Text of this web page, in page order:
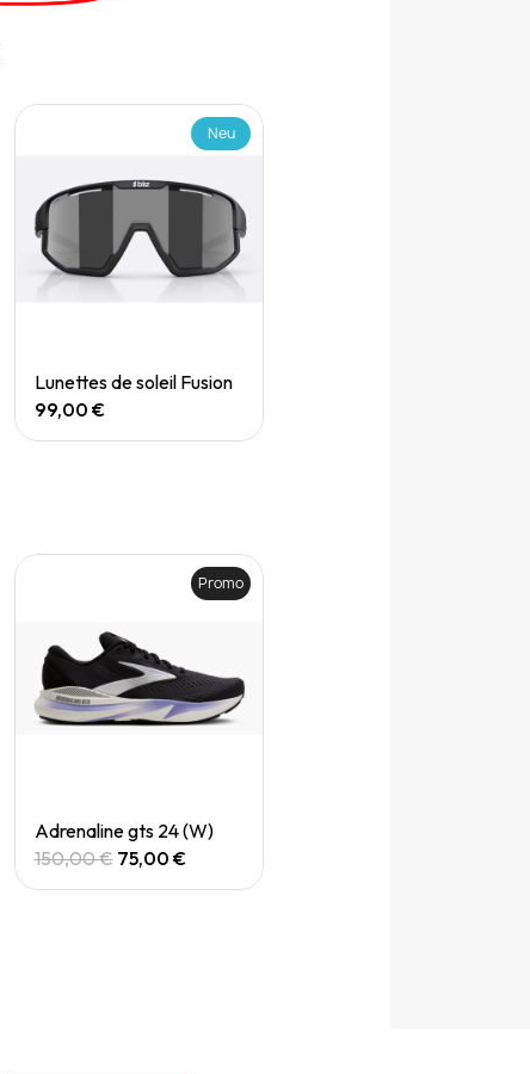
Quick View
Neu
Lunettes de soleil Fusion
99,00 €
Quick View
Promo
Adrenaline gts 24 (W)
150,00 € 75,00 €